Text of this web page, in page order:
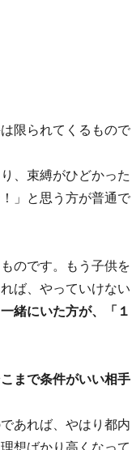
限られてくるもので
、束縛がひどかった
」と思う方が普通で
のです。もう子供を
ば、やっていけない
緒にいた方が、「１
まで条件がいい相手
あれば、やはり都内
想ばかり高くなって